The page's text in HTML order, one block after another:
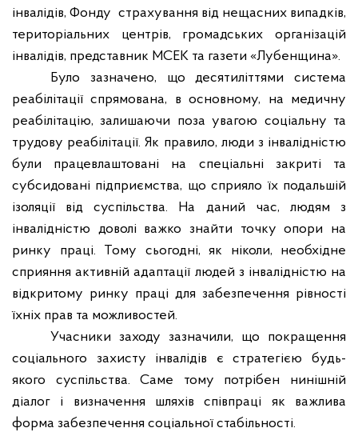
інвалідів, Фонду страхування від нещасних випадків,
територіальних центрів, громадських організацій
інвалідів, представник МСЕК та газети «Лубенщина».
Було зазначено, що десятиліттями система
реабілітації спрямована, в основному, на медичну
реабілітацію, залишаючи поза увагою соціальну та
трудову реабілітації. Як правило, люди з інвалідністю
були працевлаштовані на спеціальні закриті та
субсидовані підприємства, що сприяло їх подальшій
ізоляції від суспільства. На даний час, людям з
інвалідністю доволі важко знайти точку опори на
ринку праці. Тому сьогодні, як ніколи, необхідне
сприяння активній адаптації людей з інвалідністю на
відкритому ринку праці для забезпечення рівності
їхніх прав та можливостей.
Учасники заходу зазначили, що покращення
соціального захисту інвалідів є стратегією будь-
якого суспільства. Саме тому потрібен нинішній
діалог і визначення шляхів співпраці як важлива
форма забезпечення соціальної стабільності.